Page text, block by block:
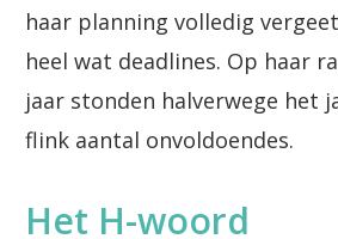
haar planning volledig
heel wat deadlines. Op haar
jaar stonden halverwege het
flink aantal onvoldoendes.
Het H-woord